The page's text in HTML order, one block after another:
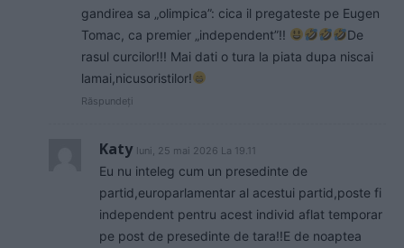
gandirea sa „olimpica”: cica il pregateste pe Eugen
Tomac, ca premier „independent”!!
De
rasul curcilor!!! Mai dati o tura la piata dupa niscai
lamai,nicusoristilor!
Răspundeți
Katy luni, 25 mai 2026 La 19.11
Eu nu inteleg cum un presedinte de
partid,europarlamentar al acestui partid,poste fi
independent pentru acest individ aflat temporar
pe post de presedinte de tara!!E de noaptea